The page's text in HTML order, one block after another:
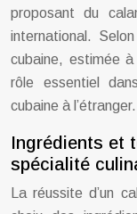
proposant du
international.
cubaine, estimée à
rôle essentiel
cubaine à l’étranger.
Ingrédients et
spécialité
La réussite d’un